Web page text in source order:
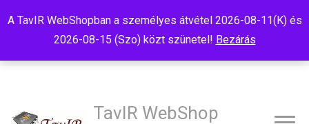
A TavIR WebShopban a személyes átvétel 2026-08-11(K) és
2026-08-15 (Szo) közt szünetel! Bezárás
TavIR WebShop